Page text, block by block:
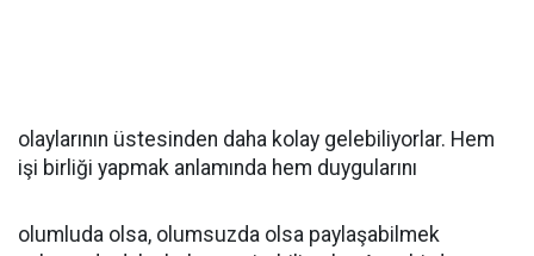
olaylarının üstesinden daha kolay gelebiliyorlar. Hem
işi birliği yapmak anlamında hem duygularını
olumluda olsa, olumsuzda olsa paylaşabilmek